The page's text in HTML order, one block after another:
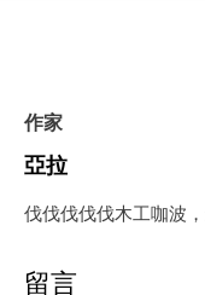
作家
亞拉
伐伐伐伐伐木工咖波
留言